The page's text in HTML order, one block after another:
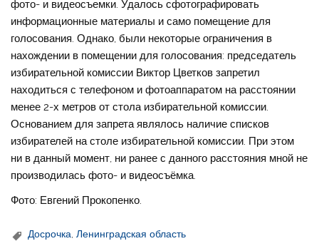
фото- и видеосъемки. Удалось сфотографировать
информационные материалы и само помещение для
голосования. Однако, были некоторые ограничения в
нахождении в помещении для голосования: председатель
избирательной комиссии Виктор Цветков запретил
находиться с телефоном и фотоаппаратом на расстоянии
менее 2-х метров от стола избирательной комиссии.
Основанием для запрета являлось наличие списков
избирателей на столе избирательной комиссии. При этом
ни в данный момент, ни ранее с данного расстояния мной не
производилась фото- и видеосъёмка.
Фото: Евгений Прокопенко.
Досрочка,Ленинградская область